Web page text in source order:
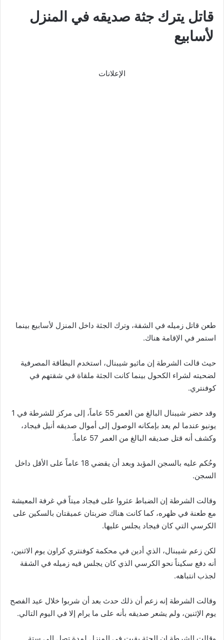
قاتل يترك جثة صديقه في المنزل
لأسابيع
الإعلانات
طعن قاتل زميله في الشقة، وترك الجثة داخل المنزل لأسابيع بينما
استمر في الإقامة هناك.
حيث قالت الشرطة إن ماثيو شيبنال، استخدم البطاقة المصرفية
لضحيته لشراء الكحول بينما كانت الجثة ملقاة في شقتهم في
كوفنتري.
وقد حضر شيبنال البالغ من العمر 55 عاماً، إلى مركز للشرطة في 1
يونيو عندما لم يعد بإمكانه الوصول إلى أموال صديقه أنيل فيجاد،
وكشف أنه قتل صديقه البالغ من العمر 57 عاماً.
وحُكم عليه بالسجن المؤبد وبعد أن يقضي 18 عاماً على الأقل داخل
السجن.
وقالت الشرطة إن الضباط عثروا على فيجاد ميتاً في غرفة المعيشة
مع طعنة في ظهره، كما كانت هناك ضربتان عميقتان بالسكين على
الكرسي التي كان فيجاد يجلس عليها.
لكن زعم شيبنال، الذي أدين في محكمة كوفنتري كراون يوم الاثنين،
أنه دفع سكيناً نحو الكرسي الذي كان يجلس فيه زميله في الشقة
لجذب انتباهه.
وقالت الشرطة إنه زعم أن ذلك حدث بعد أن شربوا خلال عيد الفصح
يوم الإثنين، ولم يشعر صديقه بأنه على ما يرام إلا في اليوم التالي.